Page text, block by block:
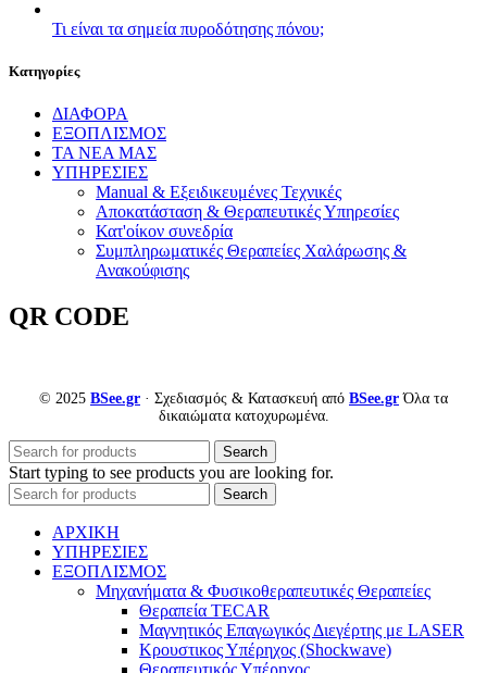
Τι είναι τα σημεία πυροδότησης πόνου;
Kατηγορίες
ΔΙΑΦΟΡΑ
ΕΞΟΠΛΙΣΜΟΣ
ΤΑ ΝΕΑ ΜΑΣ
ΥΠΗΡΕΣΙΕΣ
Manual & Εξειδικευμένες Τεχνικές
Αποκατάσταση & Θεραπευτικές Υπηρεσίες
Κατ'οίκον συνεδρία
Συμπληρωματικές Θεραπείες Χαλάρωσης &
Ανακούφισης
QR CODE
© 2025 BSee.gr · Σχεδιασμός & Κατασκευή από BSee.gr Όλα τα
δικαιώματα κατοχυρωμένα.
Search
Start typing to see products you are looking for.
Search
ΑΡΧΙΚΗ
ΥΠΗΡΕΣΙΕΣ
ΕΞΟΠΛΙΣΜΟΣ
Μηχανήματα & Φυσικοθεραπευτικές Θεραπείες
Θεραπεία TECAR
Μαγνητικός Επαγωγικός Διεγέρτης με LASER
Κρουστικος Υπέρηχος (Shockwave)
Θεραπευτικός Υπέρηχος